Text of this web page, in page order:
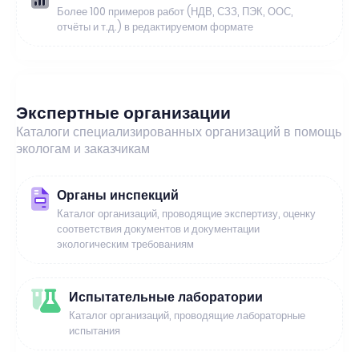
Более 100 примеров работ (НДВ, СЗЗ, ПЭК, ООС,
отчёты и т.д.) в редактируемом формате
Экспертные организации
Каталоги специализированных организаций в помощь
экологам и заказчикам
Органы инспекций
Каталог организаций, проводящие экспертизу, оценку
соответствия документов и документации
экологическим требованиям
Испытательные лаборатории
Каталог организаций, проводящие лабораторные
испытания